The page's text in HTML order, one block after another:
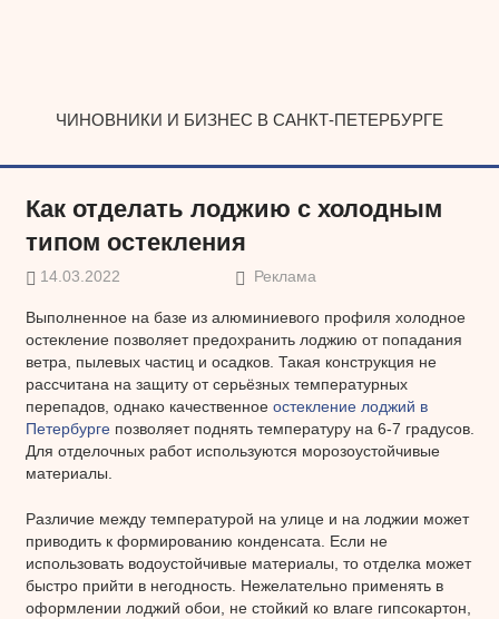
ЧИНОВНИКИ И БИЗНЕС В САНКТ-ПЕТЕРБУРГЕ
Как отделать лоджию с холодным
типом остекления
14.03.2022 Реклама
Выполненное на базе из алюминиевого профиля холодное
остекление позволяет предохранить лоджию от попадания
ветра, пылевых частиц и осадков. Такая конструкция не
рассчитана на защиту от серьёзных температурных
перепадов, однако качественное остекление лоджий в
Петербургепозволяет поднять температуру на 6-7 градусов.
Для отделочных работ используются морозоустойчивые
материалы.
Различие между температурой на улице и на лоджии может
приводить к формированию конденсата. Если не
использовать водоустойчивые материалы, то отделка может
быстро прийти в негодность. Нежелательно применять в
оформлении лоджий обои, не стойкий ко влаге гипсокартон,